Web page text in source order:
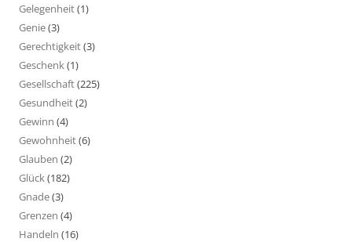
Gelegenheit(1)
Genie(3)
Gerechtigkeit(3)
Geschenk(1)
Gesellschaft(225)
Gesundheit(2)
Gewinn (4)
Gewohnheit(6)
Glauben (2)
Glück(182)
Gnade(3)
Grenzen (4)
Handeln (16)